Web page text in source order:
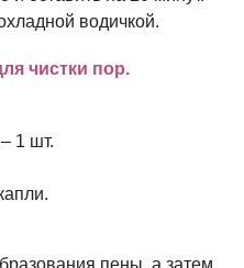
водичкой.
чистки пор.
1 шт.
пены, а затем